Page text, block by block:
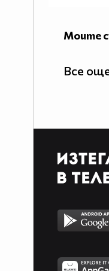
Моите
Все